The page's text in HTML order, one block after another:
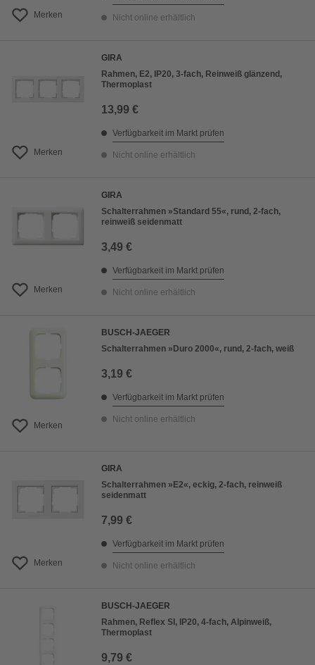
Merken Nicht online erhältlich
Merken
GIRA
Rahmen, E2, IP20, 3-fach, Reinweiß glänzend,
Thermoplast
13,99 €
Verfügbarkeit im Markt prüfen
Nicht online erhältlich
Merken
GIRA
Schalterrahmen »Standard 55«, rund, 2-fach,
reinweiß seidenmatt
3,49 €
Verfügbarkeit im Markt prüfen
Nicht online erhältlich
Merken
BUSCH-JAEGER
Schalterrahmen »Duro 2000«, rund, 2-fach, weiß
3,19 €
Verfügbarkeit im Markt prüfen
Nicht online erhältlich
Merken
GIRA
Schalterrahmen »E2«, eckig, 2-fach, reinweiß
seidenmatt
7,99 €
Verfügbarkeit im Markt prüfen
Nicht online erhältlich
BUSCH-JAEGER
Rahmen, Reflex SI, IP20, 4-fach, Alpinweiß,
Thermoplast
9,79 €